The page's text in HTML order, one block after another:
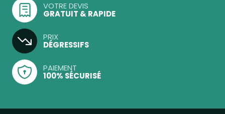
VOTRE DEVIS
GRATUIT & RAPIDE
PRIX
DÉGRESSIFS
PAIEMENT
100% SÉCURISÉ